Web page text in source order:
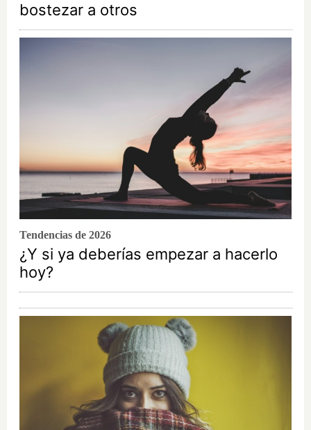
bostezar a otros
Tendencias de 2026
¿Y si ya deberías empezar a hacerlo
hoy?